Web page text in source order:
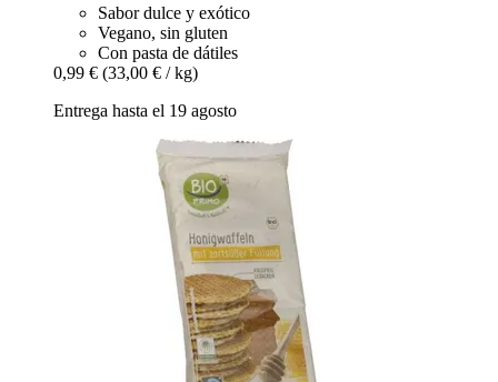
Sabor dulce y exótico
Vegano, sin gluten
Con pasta de dátiles
0,99 € (33,00 € / kg)
Entrega hasta el 19 agosto